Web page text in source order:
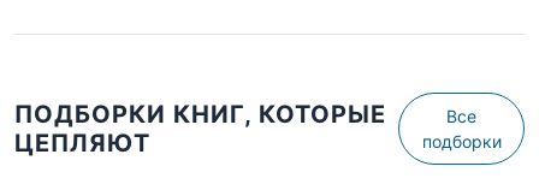
ПОДБОРКИ КНИГ, КОТОРЫЕ
ЦЕПЛЯЮТ
Все
подборки